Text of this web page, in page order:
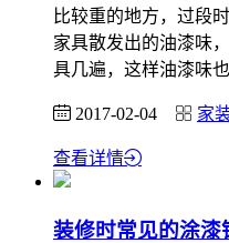
比较重的地方，过段
家具散发出的油漆味
具几遍，这样油漆味也
2017-02-04 家
查看详情
装修时常见的涂漆